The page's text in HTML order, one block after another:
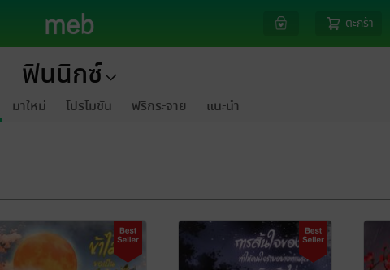
ตะกร้า
ฟินนิกซ์
มาใหม่ โปรโมชัน ฟรีกระจาย แนะนำ